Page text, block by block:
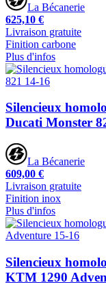
La Bécanerie
625,10 €
Livraison gratuite
Finition carbone
Plus d'infos
Silencieux
Ducati Monster
La Bécanerie
609,00 €
Livraison gratuite
Finition inox
Plus d'infos
Silencieux
KTM 1290